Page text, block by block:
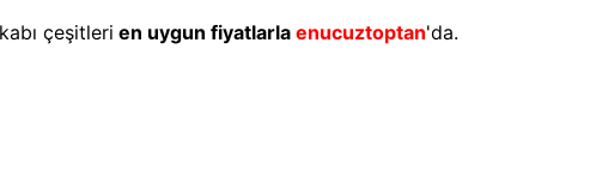
çeşitleri en uygun fiyatlarla enucuztoptan'da.